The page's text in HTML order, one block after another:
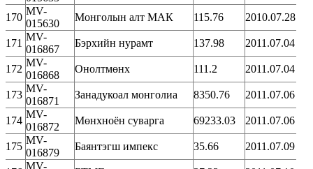
170
MV-
015630
Монголын алт МАК 115.76 2010.07.28
171
MV-
016867
Бэрхийн нурамт 137.98 2011.07.04
172
MV-
016868
Онолтмөнх 111.2 2011.07.04
173
MV-
016871
Занадукоал монголиа 8350.76 2011.07.06
174
MV-
016872
Мөнхноён суварга 69233.03 2011.07.06
175
MV-
016879
Баянтэгш импекс 35.66 2011.07.09
MV-